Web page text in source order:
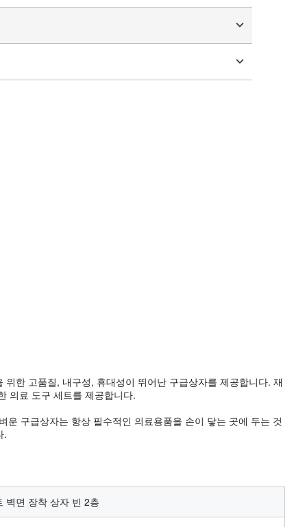
한 고품질, 내구성, 휴대성이 뛰어난 구급상자를 제공합니다. 재
의료 도구 세트를 제공합니다.
구급상자는 항상 필수적인 의료용품을 손이 닿는 곳에 두는 것
.
벽면 장착 상자 빈 2층